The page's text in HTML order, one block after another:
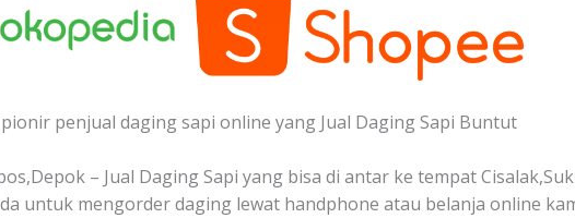
penjual daging sapi online yang Jual Daging Sapi Buntut
– Jual Daging Sapi yang bisa di antar ke tempat
untuk mengorder daging lewat handphone atau belanja online